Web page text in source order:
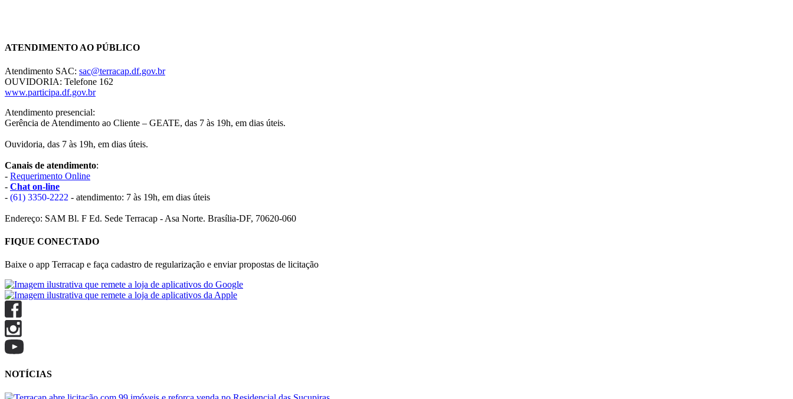
ATENDIMENTO AO PÚBLICO
Atendimento SAC: sac@terracap.df.gov.br
OUVIDORIA: Telefone 162
www.participa.df.gov.br
Atendimento presencial:
Gerência de Atendimento ao Cliente – GEATE, das 7 às 19h, em dias úteis.
Ouvidoria, das 7 às 19h, em dias úteis.
Canais de atendimento:
- Requerimento Online
- Chat on-line
- (61) 3350-2222 - atendimento: 7 às 19h, em dias úteis
Endereço: SAM Bl. F Ed. Sede Terracap - Asa Norte. Brasília-DF, 70620-060
FIQUE CONECTADO
Baixe o app Terracap e faça cadastro de regularização e enviar propostas de licitação
NOTÍCIAS